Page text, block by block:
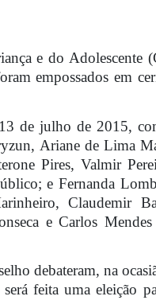
e do Adolescente
empossados em
de julho de 2015,
Ariane de Lima
Pires, Valmir
e Fernanda
Claudemir
e Carlos
debateram, na
feita uma eleição